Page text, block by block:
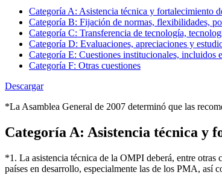
Categoría A: Asistencia técnica y fortalecimiento
Categoría B: Fijación de normas, flexibilidades,
Categoría C: Transferencia de tecnología,
Categoría D: Evaluaciones, apreciaciones y
Categoría E: Cuestiones institucionales, incluidos
Categoría F: Otras cuestiones
Descargar
*La Asamblea General de 2007 determinó que las
Categoría A: Asistencia técnica y
*1. La asistencia técnica de la OMPI deberá, entre otras
países en desarrollo, especialmente las de los PMA, así